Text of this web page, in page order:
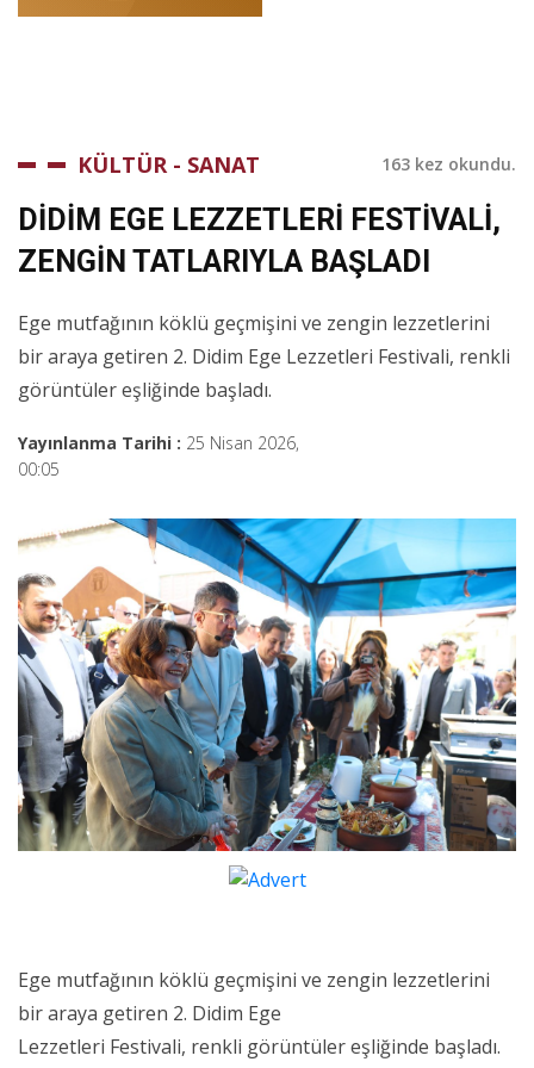
KÜLTÜR - SANAT 163 kez okundu.
DİDİM EGE LEZZETLERİ FESTİVALİ,
ZENGİN TATLARIYLA BAŞLADI
Ege mutfağının köklü geçmişini ve zengin lezzetlerini
bir araya getiren 2. Didim Ege Lezzetleri Festivali, renkli
görüntüler eşliğinde başladı.
Yayınlanma Tarihi : 25 Nisan 2026,
00:05
Ege mutfağının köklü geçmişini ve zengin lezzetlerini
bir araya getiren 2. Didim Ege
Lezzetleri Festivali, renkli görüntüler eşliğinde başladı.